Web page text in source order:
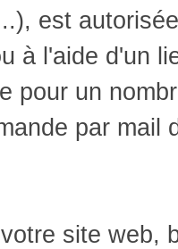
est
à l'aide d'un
pour un
par mail
site web,